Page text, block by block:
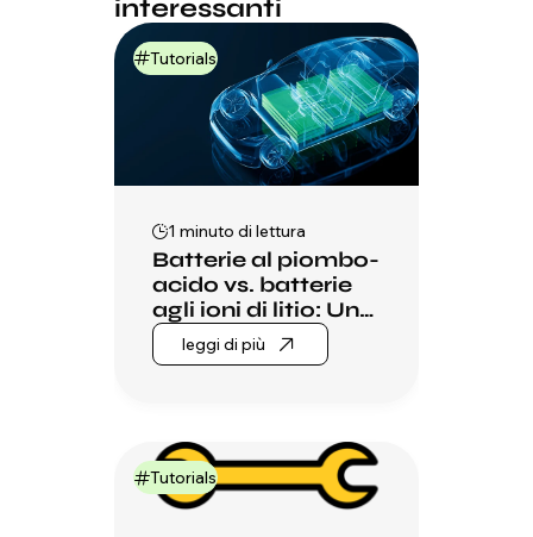
interessanti
Tutorials
1 minuto di lettura
Batterie al piombo-
acido vs. batterie
agli ioni di litio: Un
confronto
completo
leggi di più
Tutorials